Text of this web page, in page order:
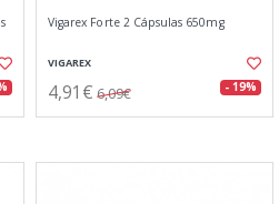
Vigarex Forte 2 Cápsulas 650mg
VIGAREX
4,91€ 6,09€ - 19%